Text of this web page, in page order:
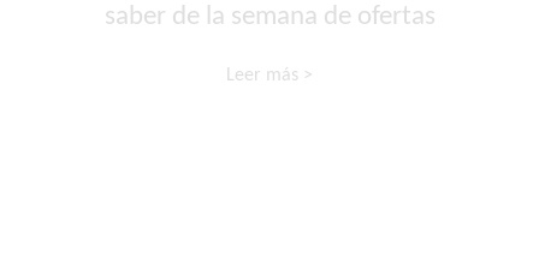
saber de la semana de ofertas
Leer más >